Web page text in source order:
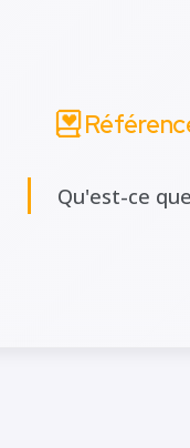
Qu'est-ce